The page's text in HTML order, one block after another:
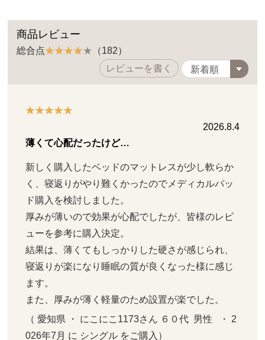
商品レビュー
総合点
（182）
レビューを書く
2026.8.4
薄くて心配だったけど…
新しく購入したベッドのマットレスが少し軟らか
く、寝返りがやり難くかったのでメディカルパッ
ド購入を検討しました。
厚みが薄いので効果が心配でしたが、皆様のレビ
ューを参考に購入決定。
結果は、薄くてもしっかりした硬さが感じられ、
寝返りが楽になり睡眠の質が良くなった様に感じ
ます。
また、厚みが薄く軽量のため設置が楽でした。
（ 愛知県 ・ にこにこ1173さん ６０代  男性   ・ 2
026年7月 に シングル をご購入）